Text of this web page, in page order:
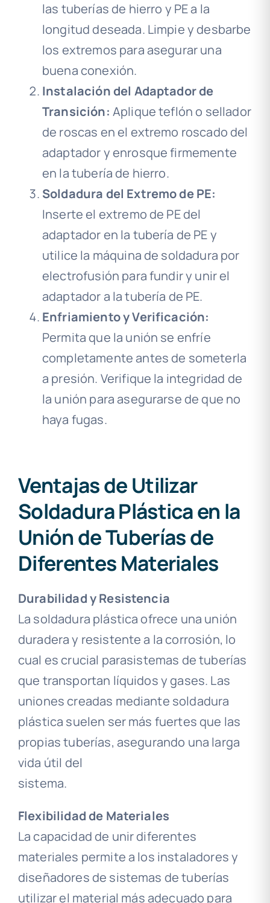
las tuberías de hierro y PE a la
longitud deseada. Limpie y desbarbe
los extremos para asegurar una
buena conexión.
Instalación del Adaptador de
Transición: Aplique teflón o sellador
de roscas en el extremo roscado del
adaptador y enrosque firmemente
en la tubería de hierro.
Soldadura del Extremo de PE:
Inserte el extremo de PE del
adaptador en la tubería de PE y
utilice la máquina de soldadura por
electrofusión para fundir y unir el
adaptador a la tubería de PE.
Enfriamiento y Verificación:
Permita que la unión se enfríe
completamente antes de someterla
a presión. Verifique la integridad de
la unión para asegurarse de que no
haya fugas.
Ventajas de Utilizar
Soldadura Plástica en la
Unión de Tuberías de
Diferentes Materiales
Durabilidad y Resistencia
La soldadura plástica ofrece una unión
duradera y resistente a la corrosión, lo
cual es crucial parasistemas de tuberías
que transportan líquidos y gases. Las
uniones creadas mediante soldadura
plástica suelen ser más fuertes que las
propias tuberías, asegurando una larga
vida útil del
sistema.
Flexibilidad de Materiales
La capacidad de unir diferentes
materiales permite a los instaladores y
diseñadores de sistemas de tuberías
utilizar el material más adecuado para